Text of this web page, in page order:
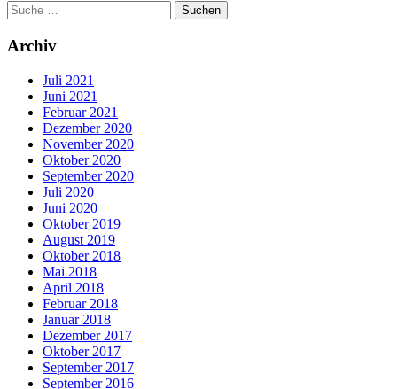
Archiv
Juli 2021
Juni 2021
Februar 2021
Dezember 2020
November 2020
Oktober 2020
September 2020
Juli 2020
Juni 2020
Oktober 2019
August 2019
Oktober 2018
Mai 2018
April 2018
Februar 2018
Januar 2018
Dezember 2017
Oktober 2017
September 2017
September 2016